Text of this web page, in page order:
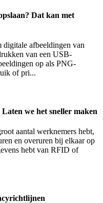
Dat kan met
digitale afbeeldingen van
van een USB-
op als PNG-
of pri...
we het sneller maken
aantal werknemers hebt,
en overuren bij elkaar op
hebt van RFID of